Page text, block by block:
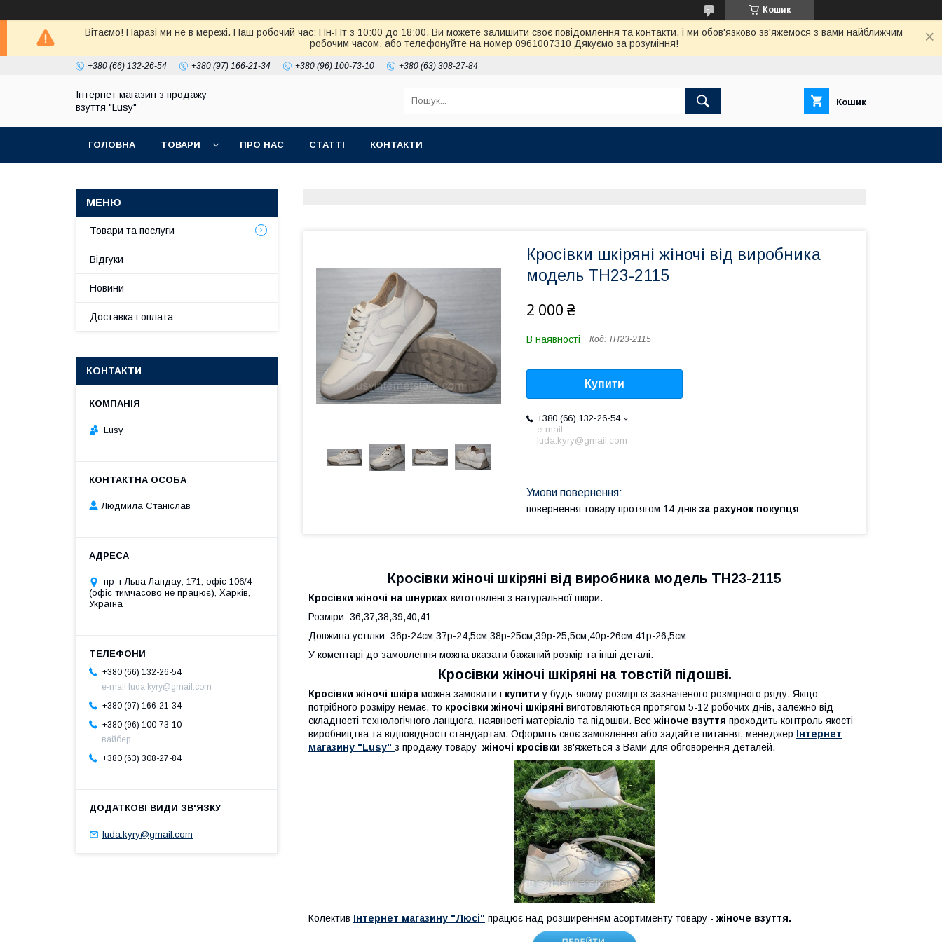
Кошик
Вітаємо! Наразі ми не в мережі. Наш робочий час: Пн-Пт з 10:00 до 18:00. Ви можете залишити своє повідомлення та контакти, і ми обов'язково зв'яжемося з вами найближчим
робочим часом, або телефонуйте на номер 0961007310 Дякуємо за розуміння!
+380 (66) 132-26-54 +380 (97) 166-21-34 +380 (96) 100-73-10 +380 (63) 308-27-84
Інтернет магазин з продажу
взуття "Lusy"
Кошик
ГОЛОВНА ТОВАРИ ПРО НАС СТАТТІ КОНТАКТИ
Кросівки шкіряні жіночі від виробника
модель ТН23-2115
2 000 ₴
В наявності Код: ТН23-2115
Купити
+380 (66) 132-26-54
e-mail
luda.kyry@gmail.com
повернення товару протягом 14 днів за рахунок покупця
Кросівки жіночі шкіряні від виробника модель ТН23-2115
Кросівки жіночі на шнурках виготовлені з натуральної шкіри.
Розміри: 36,37,38,39,40,41
Довжина устілки: 36р-24см;37р-24,5см;38р-25см;39р-25,5см;40р-26см;41р-26,5см
У коментарі до замовлення можна вказати бажаний розмір та інші деталі.
Кросівки жіночі шкіряні на товстій підошві.
Кросівки жіночі шкіра можна замовити і купити у будь-якому розмірі із зазначеного розмірного ряду. Якщо
потрібного розміру немає, то кросівки жіночі шкіряні виготовляються протягом 5-12 робочих днів, залежно від
складності технологічного ланцюга, наявності матеріалів та підошви. Все жіноче взуття проходить контроль якості
виробництва та відповідності стандартам. Оформіть своє замовлення або задайте питання, менеджер Інтернет
магазину "Lusy" з продажу товару жіночі кросівки зв'яжеться з Вами для обговорення деталей.
Колектив Інтернет магазину "Люсі" працює над розширенням асортименту товару - жіноче взуття.
Товари та послуги
Відгуки
Новини
Доставка і оплата
КОНТАКТИ
Lusy
Людмила Станіслав
пр-т Льва Ландау, 171, офіс 106/4
(офіс тимчасово не працює), Харків,
Україна
+380 (66) 132-26-54
e-mail luda.kyry@gmail.com
+380 (97) 166-21-34
+380 (96) 100-73-10
вайбер
+380 (63) 308-27-84
luda.kyry@gmail.com